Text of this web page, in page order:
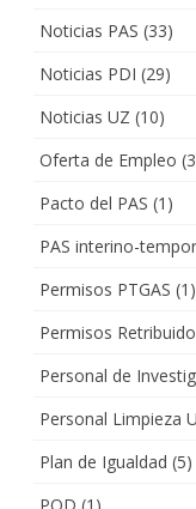
Noticias PAS (33)
Noticias PDI (29)
Noticias UZ (10)
Oferta de Empleo
Pacto del PAS (1)
PAS interino-
Permisos PTGAS (1)
Permisos
Personal de
Personal Limpieza
Plan de Igualdad (5)
POD (1)